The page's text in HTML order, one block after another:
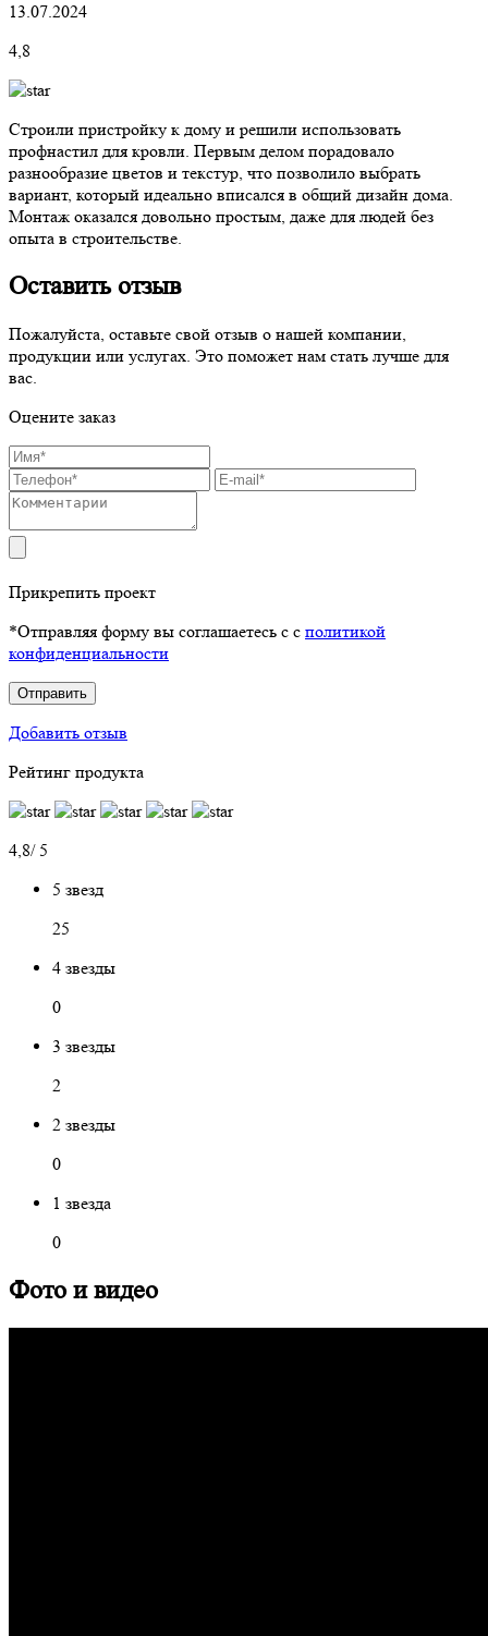
13.07.2024
4,8
Строили пристройку к дому и решили использовать
профнастил для кровли. Первым делом порадовало
разнообразие цветов и текстур, что позволило выбрать
вариант, который идеально вписался в общий дизайн дома.
Монтаж оказался довольно простым, даже для людей без
опыта в строительстве.
Оставить отзыв
Пожалуйста, оставьте свой отзыв о нашей компании,
продукции или услугах. Это поможет нам стать лучше для
вас.
Оцените заказ
Прикрепить проект
*Отправляя форму вы соглашаетесь с с политикой
конфиденциальности
Отправить
Добавить отзыв
Рейтинг продукта
4,8/ 5
5 звезд
25
4 звезды
0
3 звезды
2
2 звезды
0
1 звезда
0
Фото и видео